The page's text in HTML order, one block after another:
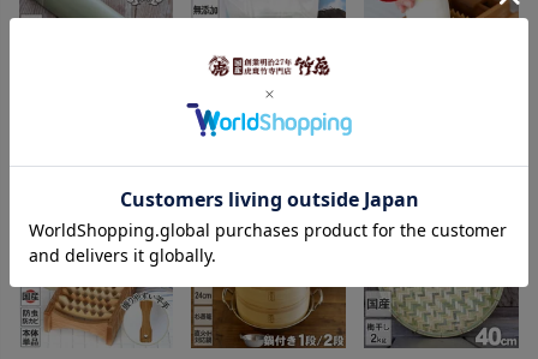
竹炭の洗い水（詰め
竹皿のセット